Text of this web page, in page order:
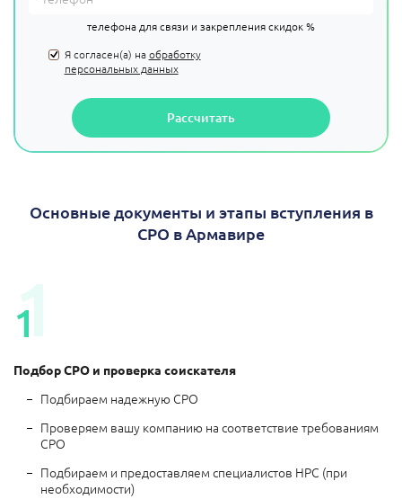
телефона для связи и закрепления скидок %
Я согласен(а) наобработку
персональных данных
Рассчитать
Основные документы и этапы вступления в
СРО в Армавире
1
1
Подбор СРО и проверка соискателя
Подбираем надежную СРО
Проверяем вашу компанию на соответствие требованиям
СРО
Подбираем и предоставляем специалистов НРС (при
необходимости)